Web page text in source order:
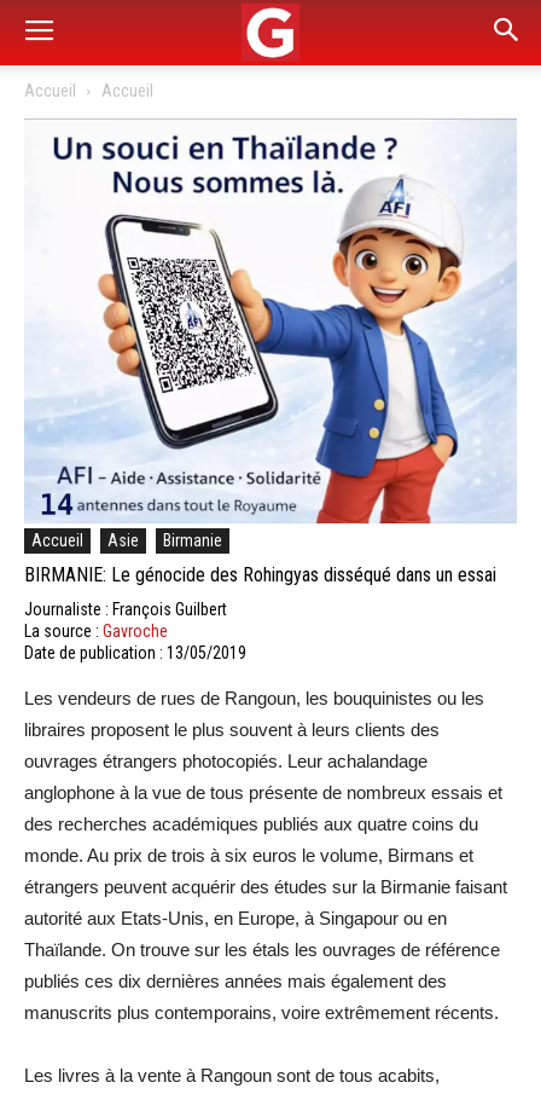
Accueil Accueil
Accueil Asie Birmanie
BIRMANIE: Le génocide des Rohingyas disséqué dans un essai
Journaliste : François Guilbert
La source : Gavroche
Date de publication : 13/05/2019
Les vendeurs de rues de Rangoun, les bouquinistes ou les
libraires proposent le plus souvent à leurs clients des
ouvrages étrangers photocopiés. Leur achalandage
anglophone à la vue de tous présente de nombreux essais et
des recherches académiques publiés aux quatre coins du
monde. Au prix de trois à six euros le volume, Birmans et
étrangers peuvent acquérir des études sur la Birmanie faisant
autorité aux Etats-Unis, en Europe, à Singapour ou en
Thaïlande. On trouve sur les étals les ouvrages de référence
publiés ces dix dernières années mais également des
manuscrits plus contemporains, voire extrêmement récents.
Les livres à la vente à Rangoun sont de tous acabits,